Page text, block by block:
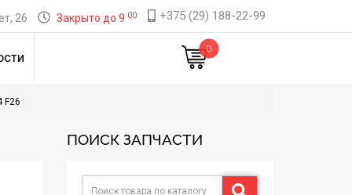
26 Закрыто до 9 00 +375 (29) 188-22-99
0
ПОИСК ЗАПЧАСТИ